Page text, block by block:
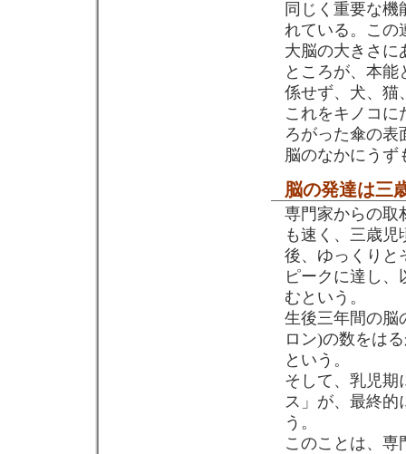
同じく重要な
れている。この
大脳の大きさに
ところが、本
係せず、犬、猫
これをキノコに
ろがった傘の表
脳のなかにうず
脳の発達は三
専門家からの取
も速く、三歳
後、ゆっくりと
ピークに達し
むという。
生後三年間の脳
ロン)の数をは
という。
そして、乳児期
ス」が、最終的
う。
このことは、専